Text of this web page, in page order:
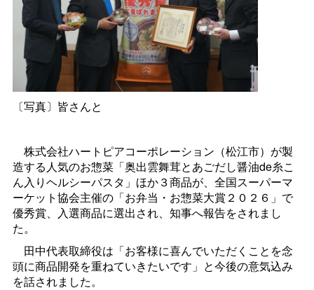
〔写真〕皆さんと
株式会社ハートピアコーポレーション（松江市）が製
造する人気のお惣菜「奥出雲舞茸とあごだし醤油de糸こ
ん入りヘルシーパスタ」ほか３商品が、全国スーパーマ
ーケット協会主催の「お弁当・お惣菜大賞２０２６」で
優秀賞、入選商品に選出され、知事へ報告をされまし
た。
田中代表取締役は「お客様に喜んでいただくことを念
頭に商品開発を重ねていきたいです」と今後の意気込み
を話されました。